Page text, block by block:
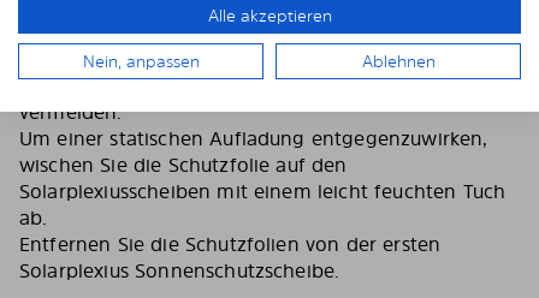
3. Entfernen Sie die Schutzfolien
Ziehen Sie sich die mitgelieferten Handschuhe an,
um Fingerabdrücke auf den Solarplexiusscheiben zu
vermeiden.
Um einer statischen Aufladung entgegenzuwirken,
wischen Sie die Schutzfolie auf den
Solarplexiusscheiben mit einem leicht feuchten Tuch
ab.
Entfernen Sie die Schutzfolien von der ersten
Solarplexius Sonnenschutzscheibe.
Alle akzeptieren
Nein, anpassen Ablehnen